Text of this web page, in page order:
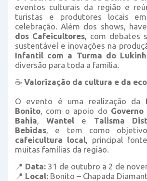
eventos culturais da região e
turistas e produtores locais
celebração. Além dos shows,
dos Cafeicultores , com debates
sustentável e inovações na
Infantil com a Turma do
diversão para toda a família.
☕ Valorização da cultura e da
O evento é uma realização da
Bonito , com o apoio do
Bahia ,Wantel e Talisma
Bebidas , e tem como
cafeicultura local , principal
muitas famílias da região.
📍 Data: 31 de outubro a 2 de
📍 Local: Bonito – Chapada